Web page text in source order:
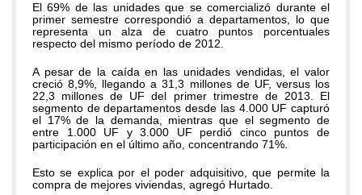
El 69% de las unidades que se comercializó durante el
primer semestre correspondió a departamentos, lo que
representa un alza de cuatro puntos porcentuales
respecto del mismo período de 2012.
A pesar de la caída en las unidades vendidas, el valor
creció 8,9%, llegando a 31,3 millones de UF, versus los
22,3 millones de UF del primer trimestre de 2013. El
segmento de departamentos desde las 4.000 UF capturó
el 17% de la demanda, mientras que el segmento de
entre 1.000 UF y 3.000 UF perdió cinco puntos de
participación en el último año, concentrando 71%.
Esto se explica por el poder adquisitivo, que permite la
compra de mejores viviendas, agregó Hurtado.